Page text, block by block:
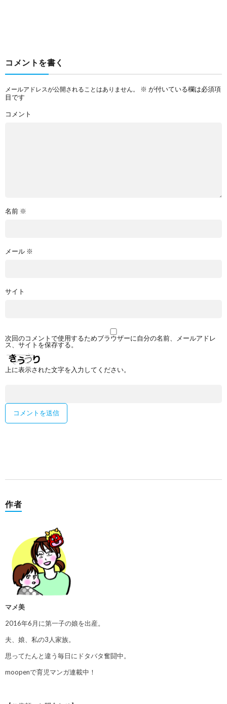
コメントを書く
メールアドレスが公開されることはありません。 ※ が付いている欄は必須項
目です
コメント
名前 ※
メール ※
サイト
次回のコメントで使用するためブラウザーに自分の名前、メールアドレ
ス、サイトを保存する。
上に表示された文字を入力してください。
作者
マメ美
2016年6月に第一子の娘を出産。
夫、娘、私の3人家族。
思ってたんと違う毎日にドタバタ奮闘中。
moopenで育児マンガ連載中！